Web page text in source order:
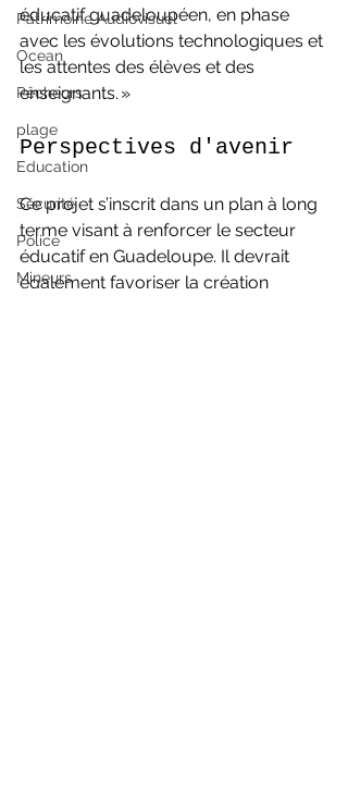
Patrimoine Audiovisuel
Ocean
Pêcheurs
plage
Education
Sécurité
Police
Mineurs
éducatif guadeloupéen, en phase
avec les évolutions technologiques et
les attentes des élèves et des
enseignants. »
Perspectives d'avenir
Ce projet s’inscrit dans un plan à long
terme visant à renforcer le secteur
éducatif en Guadeloupe. Il devrait
également favoriser la création